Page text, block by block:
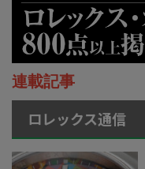
連載記事
ロレックス通信